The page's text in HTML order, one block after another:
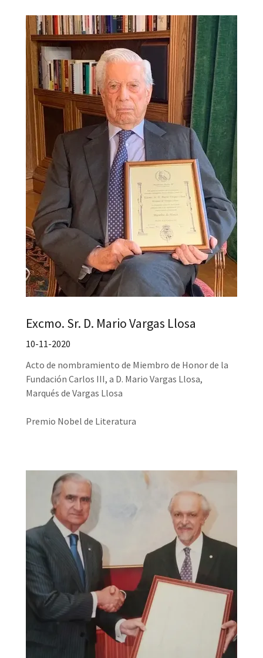
Excmo. Sr. D. Mario Vargas Llosa
10-11-2020
Acto de nombramiento de Miembro de Honor de la
Fundación Carlos III, a D. Mario Vargas Llosa,
Marqués de Vargas Llosa
Premio Nobel de Literatura